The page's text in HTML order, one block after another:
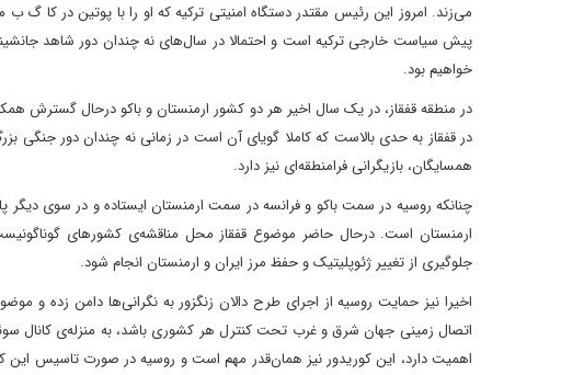
می‌زند. امروز این رئیس مقتدر دستگاه امنیتی ترکیه که او را با پوتین در کا
پیش سیاست خارجی ترکیه است و احتمالا در سال‌های نه چندان دور شاهد
خواهیم بود.
در منطقه قفقاز، در یک سال اخیر هر دو کشور ارمنستان و باکو درحال گسترش
در قفقاز به حدی بالاست که کاملا گویای آن است در زمانی نه چندان دور جنگی
همسایگان، بازیگرانی فرامنطقه‌ای نیز دارد.
چنانکه روسیه در سمت باکو و فرانسه در سمت ارمنستان ایستاده و در سوی دیگر
ارمنستان است. درحال حاضر موضوع قفقاز محل مناقشه‌ی کشورهای
جلوگیری از تغییر ژئوپلیتیک و حفظ مرز ایران و ارمنستان انجام شود.
اخیرا نیز حمایت روسیه از اجرای طرح دالان زنگزور به نگرانی‌ها دامن زده
اتصال زمینی جهان شرق و غرب تحت کنترل هر کشوری باشد، به منزله‌ی کانال
اهمیت دارد، این کوریدور نیز همان‌قدر مهم است و روسیه در صورت تاسیس